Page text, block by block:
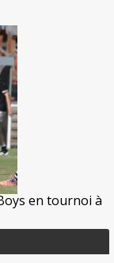
en tournoi à